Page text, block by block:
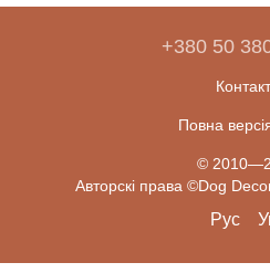
+380 50
Повна
©
Авторскі права ©Dog
Рус